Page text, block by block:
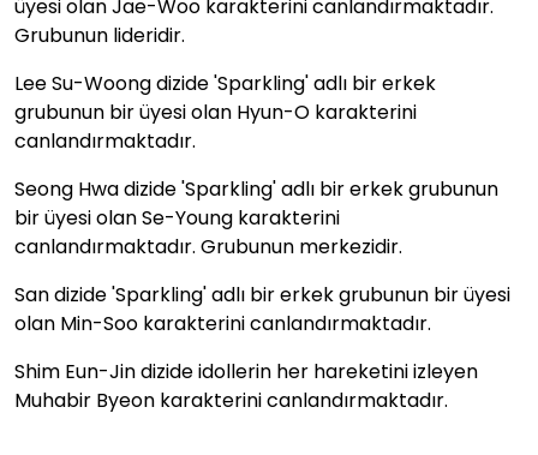
üyesi olan Jae-Woo karakterini canlandırmaktadır.
Grubunun lideridir.
Lee Su-Woong dizide 'Sparkling' adlı bir erkek
grubunun bir üyesi olan Hyun-O karakterini
canlandırmaktadır.
Seong Hwa dizide 'Sparkling' adlı bir erkek grubunun
bir üyesi olan Se-Young karakterini
canlandırmaktadır. Grubunun merkezidir.
San dizide 'Sparkling' adlı bir erkek grubunun bir üyesi
olan Min-Soo karakterini canlandırmaktadır.
Shim Eun-Jin dizide idollerin her hareketini izleyen
Muhabir Byeon karakterini canlandırmaktadır.